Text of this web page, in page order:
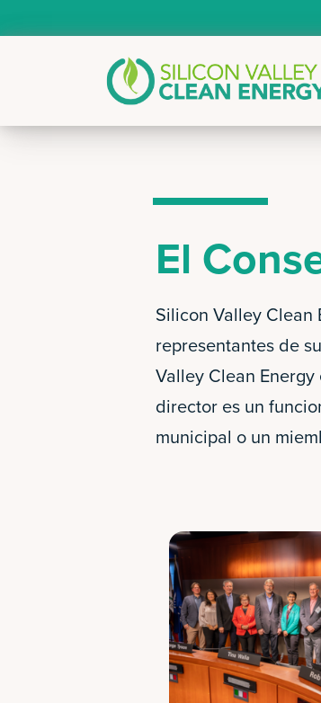
El
Silicon Valley Clean
representantes de
Valley Clean
director es un
municipal o un